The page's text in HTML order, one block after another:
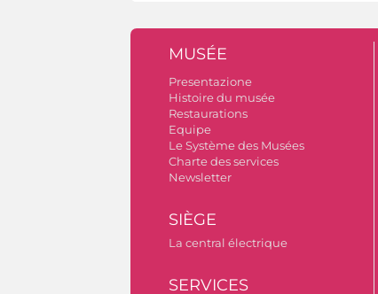
MUSÉE
Presentazione
Histoire du musée
Restaurations
Equipe
Le Système des Musées
Charte des services
Newsletter
SIÈGE
La central électrique
SERVICES